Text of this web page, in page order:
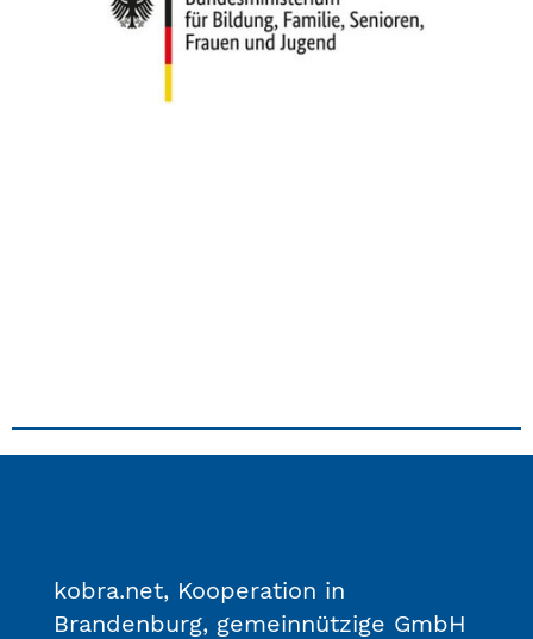
kobra.net, Kooperation in
Brandenburg, gemeinnützige GmbH